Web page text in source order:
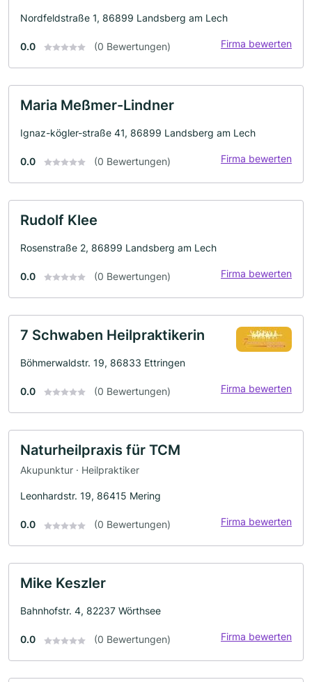
Nordfeldstraße 1, 86899 Landsberg am Lech
0.0 (0 Bewertungen) Firma bewerten
Maria Meßmer-Lindner
Ignaz-kögler-straße 41, 86899 Landsberg am Lech
0.0 (0 Bewertungen) Firma bewerten
Rudolf Klee
Rosenstraße 2, 86899 Landsberg am Lech
0.0 (0 Bewertungen) Firma bewerten
7 Schwaben Heilpraktikerin
Böhmerwaldstr. 19, 86833 Ettringen
0.0 (0 Bewertungen) Firma bewerten
Naturheilpraxis für TCM
Akupunktur · Heilpraktiker
Leonhardstr. 19, 86415 Mering
0.0 (0 Bewertungen) Firma bewerten
Mike Keszler
Bahnhofstr. 4, 82237 Wörthsee
0.0 (0 Bewertungen) Firma bewerten